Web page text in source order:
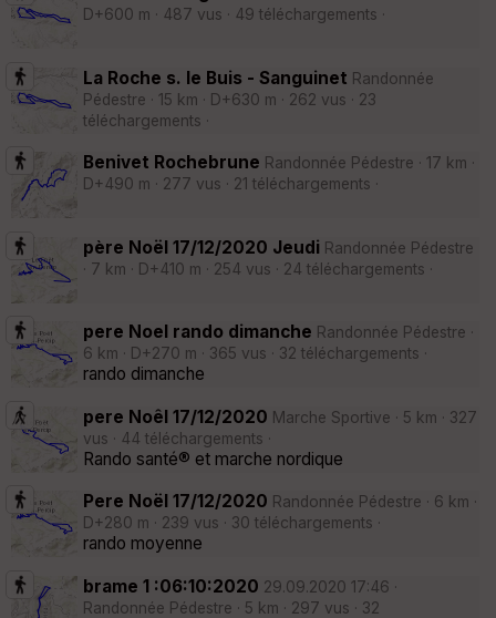
D+600 m · 487 vus · 49 téléchargements ·
La Roche s. le Buis - Sanguinet Randonnée
Pédestre · 15 km · D+630 m · 262 vus · 23
téléchargements ·
Benivet Rochebrune Randonnée Pédestre · 17 km ·
D+490 m · 277 vus · 21 téléchargements ·
père Noël 17/12/2020 Jeudi Randonnée Pédestre
· 7 km · D+410 m · 254 vus · 24 téléchargements ·
pere Noel rando dimanche Randonnée Pédestre ·
6 km · D+270 m · 365 vus · 32 téléchargements ·
rando dimanche
pere Noêl 17/12/2020 Marche Sportive · 5 km · 327
vus · 44 téléchargements ·
Rando santé® et marche nordique
Pere Noël 17/12/2020 Randonnée Pédestre · 6 km ·
D+280 m · 239 vus · 30 téléchargements ·
rando moyenne
brame 1 :06:10:2020 29.09.2020 17:46 ·
Randonnée Pédestre · 5 km · 297 vus · 32